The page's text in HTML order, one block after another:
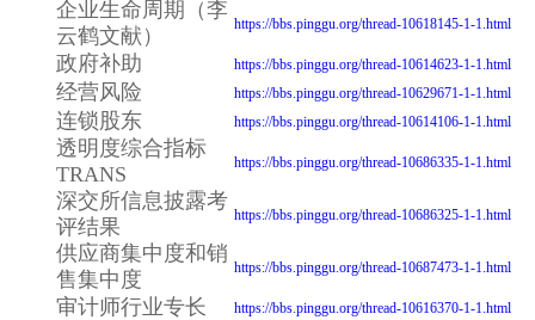
企业生命周期（李
云鹤文献）
https://bbs.pinggu.org/thread-10618145-1-1.html
政府补助 https://bbs.pinggu.org/thread-10614623-1-1.html
经营风险 https://bbs.pinggu.org/thread-10629671-1-1.html
连锁股东 https://bbs.pinggu.org/thread-10614106-1-1.html
透明度综合指标
TRANS
https://bbs.pinggu.org/thread-10686335-1-1.html
深交所信息披露考
评结果
https://bbs.pinggu.org/thread-10686325-1-1.html
供应商集中度和销
售集中度
https://bbs.pinggu.org/thread-10687473-1-1.html
审计师行业专长 https://bbs.pinggu.org/thread-10616370-1-1.html